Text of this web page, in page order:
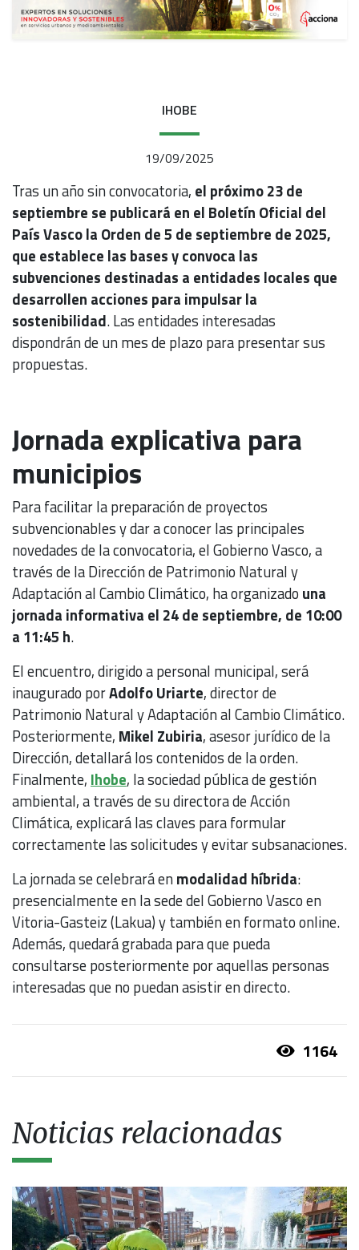
IHOBE
19/09/2025
Tras un año sin convocatoria, el próximo 23 de
septiembre se publicará en el Boletín Oficial del
País Vasco la Orden de 5 de septiembre de 2025,
que establece las bases y convoca las
subvenciones destinadas a entidades locales que
desarrollen acciones para impulsar la
sostenibilidad. Las entidades interesadas
dispondrán de un mes de plazo para presentar sus
propuestas.
Jornada explicativa para
municipios
Para facilitar la preparación de proyectos
subvencionables y dar a conocer las principales
novedades de la convocatoria, el Gobierno Vasco, a
través de la Dirección de Patrimonio Natural y
Adaptación al Cambio Climático, ha organizado una
jornada informativa el 24 de septiembre, de 10:00
a 11:45 h.
El encuentro, dirigido a personal municipal, será
inaugurado porAdolfo Uriarte, director de
Patrimonio Natural y Adaptación al Cambio Climático.
Posteriormente, Mikel Zubiria, asesor jurídico de la
Dirección, detallará los contenidos de la orden.
Finalmente, Ihobe, la sociedad pública de gestión
ambiental, a través de su directora de Acción
Climática, explicará las claves para formular
correctamente las solicitudes y evitar subsanaciones.
La jornada se celebrará enmodalidad híbrida:
presencialmente en la sede del Gobierno Vasco en
Vitoria-Gasteiz (Lakua) y también en formato online.
Además, quedará grabada para que pueda
consultarse posteriormente por aquellas personas
interesadas que no puedan asistir en directo.
1164
Noticias relacionadas